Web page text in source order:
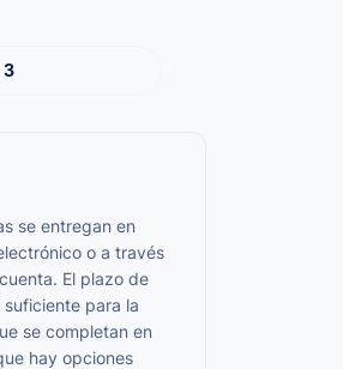
3
se entregan en
o a través
El plazo de
para la
se completan en
hay opciones